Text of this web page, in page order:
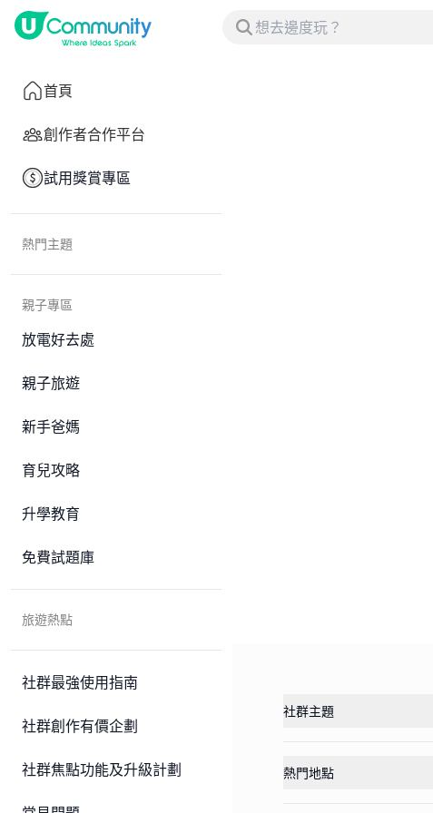
首頁
創作者合作平台
試用獎賞專區
熱門主題
親子專區
放電好去處
親子旅遊
新手爸媽
育兒攻略
升學教育
免費試題庫
旅遊熱點
社群最強使用指南
社群創作有價企劃
社群焦點功能及升級計劃
社群主題
熱門地點